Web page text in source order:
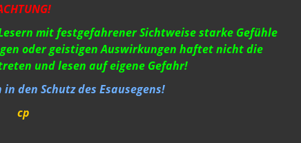
mit festgefahrener Sichtweise starke Gefühle
oder geistigen Auswirkungen haftet nicht die
und lesen auf eigene Gefahr!
den Schutz des Esausegens!
cp